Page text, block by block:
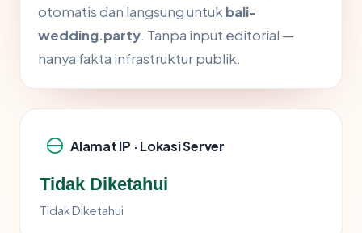
otomatis dan langsung untukbali-
wedding.party. Tanpa input editorial —
hanya fakta infrastruktur publik.
Alamat IP · Lokasi Server
Tidak Diketahui
Tidak Diketahui